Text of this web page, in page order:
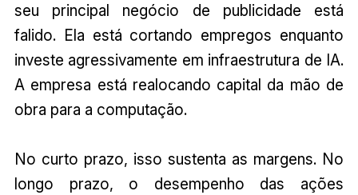
seu principal negócio de publicidade está
falido. Ela está cortando empregos enquanto
investe agressivamente em infraestrutura de IA.
A empresa está realocando capital da mão de
obra para a computação.
No curto prazo, isso sustenta as margens. No
longo prazo, o desempenho das ações